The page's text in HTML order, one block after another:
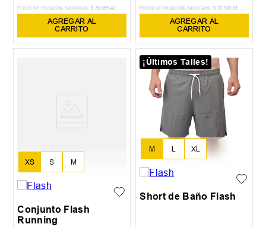
Precio sin impuestos nacionales: $ 39 669 42
AGREGAR AL
CARRITO
Precio sin impuestos nacionales: $ 37 933 88
AGREGAR AL
CARRITO
XS S M
Conjunto Flash
Running
¡Últimos Talles!
M L XL
Short de Baño Flash